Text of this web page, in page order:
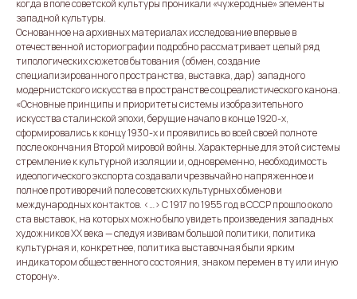
когда в поле советской культуры проникали «чужеродные» элементы
западной культуры.
Основанное на архивных материалах исследование впервые в
отечественной историографии подробно рассматривает целый ряд
типологических сюжетов бытования (обмен, создание
специализированного пространства, выставка, дар) западного
модернистского искусства в пространстве соцреалистического канона.
«Основные принципы и приоритеты системы изобразительного
искусства сталинской эпохи, берущие начало в конце 1920-х,
сформировались к концу 1930-х и проявились во всей своей полноте
после окончания Второй мировой войны. Характерные для этой системы
стремление к культурной изоляции и, одновременно, необходимость
идеологического экспорта создавали чрезвычайно напряженное и
полное противоречий поле советских культурных обменов и
международных контактов. <…> C 1917 по 1955 год в СССР прошло около
ста выставок, на которых можно было увидеть произведения западных
художников XX века — следуя извивам большой политики, политика
культурная и, конкретнее, политика выставочная были ярким
индикатором общественного состояния, знаком перемен в ту или иную
сторону».